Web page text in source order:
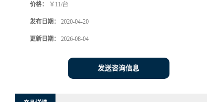
价格： ￥11/台
发布日期： 2020-04-20
更新日期： 2026-08-04
发送咨询信息